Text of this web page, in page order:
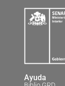
Ayuda